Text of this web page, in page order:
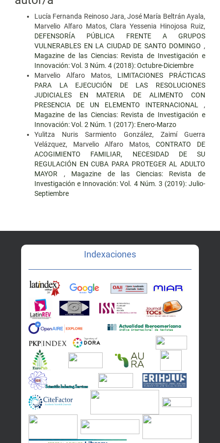
Lucía Fernanda Reinoso Jara, José María Beltrán Ayala,
Marvelio Alfaro Matos, Clara Yessenia Hinojosa Ruiz,
DEFENSORÍA PÚBLICA FRENTE A GRUPOS
VULNERABLES EN LA CIUDAD DE SANTO DOMINGO ,
Magazine de las Ciencias: Revista de Investigación e
Innovación: Vol. 3 Núm. 4 (2018): Octubre-Diciembre
Marvelio Alfaro Matos, LIMITACIONES PRÁCTICAS
PARA LA EJECUCIÓN DE LAS RESOLUCIONES
JUDICIALES EN MATERIA DE ALIMENTO CON
PRESENCIA DE UN ELEMENTO INTERNACIONAL ,
Magazine de las Ciencias: Revista de Investigación e
Innovación: Vol. 2 Núm. 1 (2017): Enero-Marzo
Yulitza Nuris Sarmiento González, Zaimí Guerra
Velázquez, Marvelio Alfaro Matos,CONTRATO DE
ACOGIMIENTO FAMILIAR, NECESIDAD DE SU
REGULACIÓN EN CUBA PARA PROTEGER AL ADULTO
MAYOR , Magazine de las Ciencias: Revista de
Investigación e Innovación: Vol. 4 Núm. 3 (2019): Julio-
Septiembre
Indexaciones